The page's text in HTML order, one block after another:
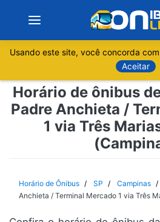
Sobre
Minas Gerais
Rio de Janeiro
Usando este site, você concorda
Aceitar
Horário de ônibus
Padre Anchieta /
1 via Três
Horário de Ônibus SP Campinas
Anchieta / Terminal Mercado 1 via Três